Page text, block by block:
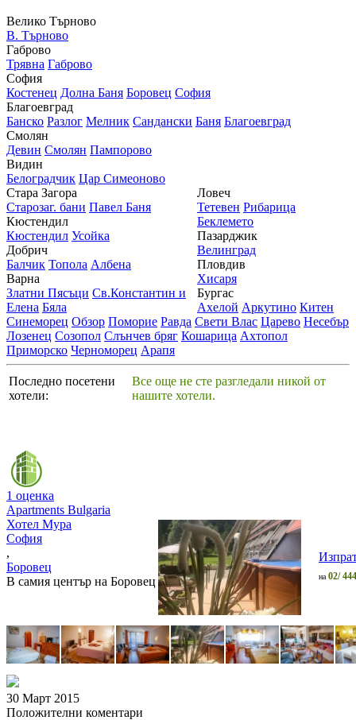
Велико Търново
В. Търново
Габрово
Трявна Габрово
София
Костенец Долна Баня Боровец София
Благоевград
Банско Разлог Мелник Сандански Баня Благоевград
Смолян
Девин Смолян Пампорово
Видин
Белоградчик Цар Симеоново
Стара Загора
Старозаг. бани Павел Баня
Кюстендил
Кюстендил Усойка
Добрич
Балчик Топола Албена
Варна
Златни Пясъци Св.Константин и
Елена Бяла
Ловеч
Тетевен Рибарица
Беклемето
Пазарджик
Велинград
Пловдив
Хисаря
Бургас
Ахелой Аркутино Китен
Синеморец Обзор Поморие Равда Свети Влас Царево Несебър
Лозенец Созопол Слънчев бряг Кошарица Ахтопол
Приморско Черноморец Арапя
Последно посетени
хотели:
Все още не сте разгледали никой от
нашите хотели.
1 оценка
Apartments Bulgaria
Хотел Мура
София
,
Боровец
В самия център на Боровец
на 02/
30 Март 2015
Положителни коментари